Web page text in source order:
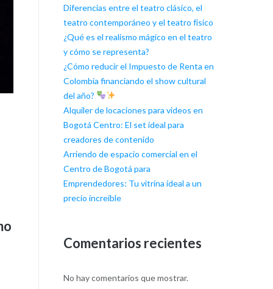
Diferencias entre el teatro clásico, el
teatro contemporáneo y el teatro físico
¿Qué es el realismo mágico en el teatro
y cómo se representa?
¿Cómo reducir el Impuesto de Renta en
Colombia financiando el show cultural
del año?
Alquiler de locaciones para videos en
Bogotá Centro: El set ideal para
creadores de contenido
Arriendo de espacio comercial en el
Centro de Bogotá para
Emprendedores: Tu vitrina ideal a un
precio increíble
Comentarios recientes
No hay comentarios que mostrar.